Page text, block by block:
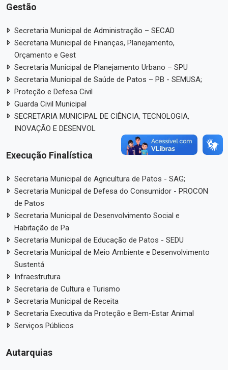
Gestão
Secretaria Municipal de Administração – SECAD
Secretaria Municipal de Finanças, Planejamento,
Orçamento e Gest
Secretaria Municipal de Planejamento Urbano – SPU
Secretaria Municipal de Saúde de Patos – PB - SEMUSA;
Proteção e Defesa Civil
Guarda Civil Municipal
SECRETARIA MUNICIPAL DE CIÊNCIA, TECNOLOGIA,
INOVAÇÃO E DESENVOL
Execução Finalística
Secretaria Municipal de Agricultura de Patos - SAG;
Secretaria Municipal de Defesa do Consumidor - PROCON
de Patos
Secretaria Municipal de Desenvolvimento Social e
Habitação de Pa
Secretaria Municipal de Educação de Patos - SEDU
Secretaria Municipal de Meio Ambiente e Desenvolvimento
Sustentá
Infraestrutura
Secretaria de Cultura e Turismo
Secretaria Municipal de Receita
Secretaria Executiva da Proteção e Bem-Estar Animal
Serviços Públicos
Autarquias